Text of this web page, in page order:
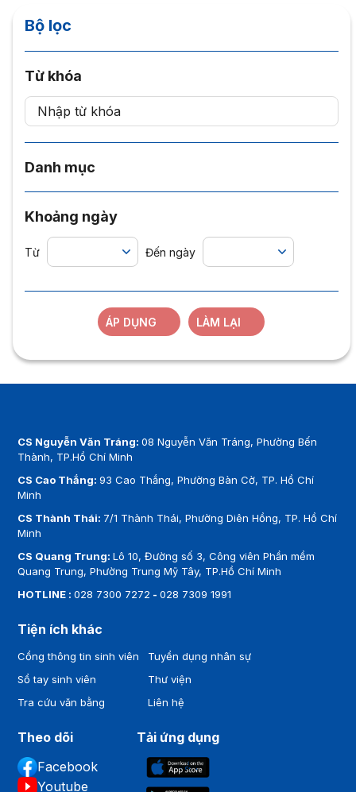
Bộ lọc
Từ khóa
Danh mục
Khoảng ngày
Từ Đến ngày
ÁP DỤNG LÀM LẠI
CS Nguyễn Văn Tráng:08 Nguyễn Văn Tráng, Phường Bến
Thành, TP.Hồ Chí Minh
CS Cao Thắng:93 Cao Thắng, Phường Bàn Cờ, TP. Hồ Chí
Minh
CS Thành Thái: 7/1 Thành Thái, Phường Diên Hồng, TP. Hồ Chí
Minh
CS Quang Trung:Lô 10, Đường số 3, Công viên Phần mềm
Quang Trung, Phường Trung Mỹ Tây, TP.Hồ Chí Minh
HOTLINE :028 7300 7272 -028 7309 1991
Tiện ích khác
Cổng thông tin sinh viên
Sổ tay sinh viên
Tra cứu văn bằng
Tuyển dụng nhân sự
Thư viện
Liên hệ
Theo dõi
Facebook
Youtube
Tải ứng dụng